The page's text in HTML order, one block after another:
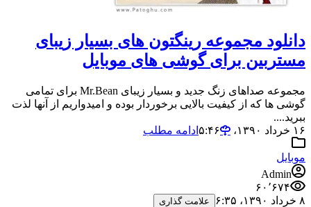
دانلود مجموعه رینگتون های بسیار زیبای
مستربین برای گوشی های موبایل
مجموعه صداهای زنگ جدید و بسیار زیبای Mr.Bean برای تمامی
گوشی ها که از کیفیت بالایی برخوردار بوده و امیدواریم از آنها لذت
ببرید....
۱۶ خرداد ۱۳۹۰،‏ ۵:۴۶
ادامه مطلب
موبایل
Admin
۶۰٬۶۷۴
۸ خرداد ۱۳۹۰،‏ ۶:۳۵
علامت گذاری